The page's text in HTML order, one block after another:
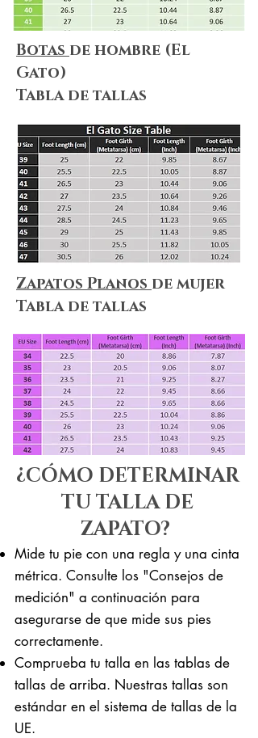
Botas de hombre (El
Gato)
Tabla de tallas
Zapatos Planos de mujer
Tabla de tallas
¿CÓMO DETERMINAR
TU TALLA DE
ZAPATO?
Mide tu pie con una regla y una cinta
métrica. Consulte los "Consejos de
medición" a continuación para
asegurarse de que mide sus pies
correctamente. ​​
Comprueba tu talla en las tablas de
tallas de arriba. Nuestras tallas son
estándar en el sistema de tallas de la
UE.